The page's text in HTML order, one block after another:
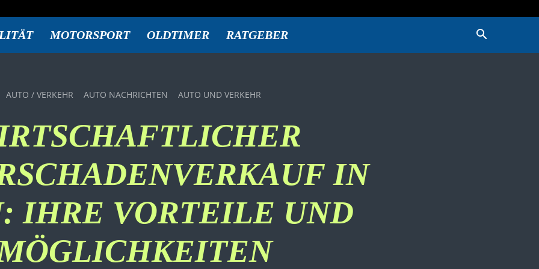
MOTORSPORT OLDTIMER RATGEBER
AUTO / VERKEHR AUTO NACHRICHTEN AUTO UND VERKEHR
IN
IHRE VORTEILE UND